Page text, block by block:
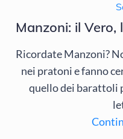
Manzoni: il Vero,
Ricordate Manzoni?
nei pratoni e fanno
quello dei barattoli